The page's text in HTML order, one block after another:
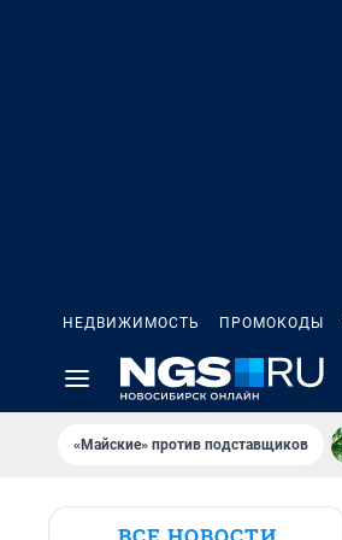
НЕДВИЖИМОСТЬ ПРОМОКОДЫ
«Майские» против подставщиков